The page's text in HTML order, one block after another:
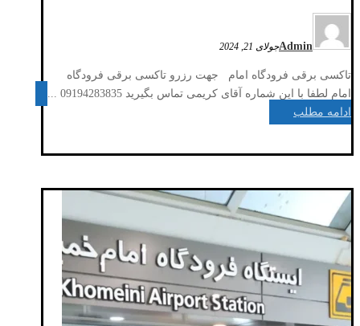
Adminجولای 21, 2024
تاکسی برقی فرودگاه امام جهت رزرو تاکسی برقی فرودگاه
امام لطفا با این شماره آقای کریمی تماس بگیرید 09194283835 ...
ادامه مطلب